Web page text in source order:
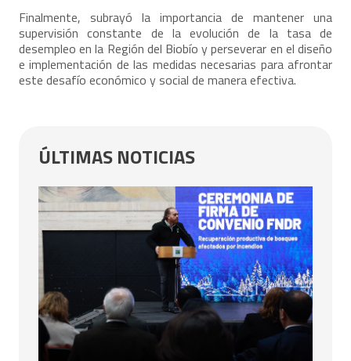
Finalmente, subrayó la importancia de mantener una
supervisión constante de la evolución de la tasa de
desempleo en la Región del Biobío y perseverar en el diseño
e implementación de las medidas necesarias para afrontar
este desafío económico y social de manera efectiva.
ÚLTIMAS NOTICIAS